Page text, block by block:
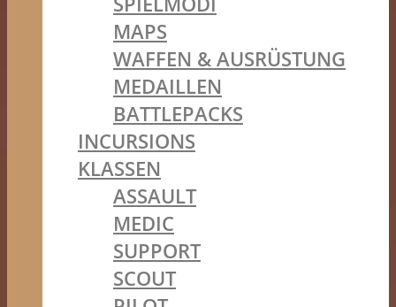
MAPS
WAFFEN & AUSRÜSTUNG
MEDAILLEN
BATTLEPACKS
INCURSIONS
KLASSEN
ASSAULT
MEDIC
SUPPORT
SCOUT